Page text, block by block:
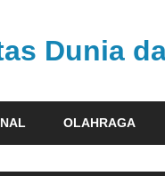
Dunia
OLAHRAGA